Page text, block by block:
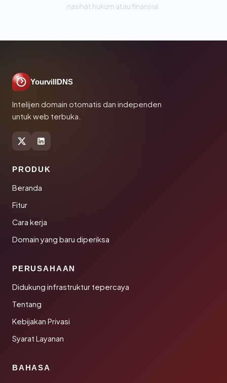
nasihat hukum atau finansial.
YourvillDNS
Intelijen domain otomatis dan independen
untuk web terbuka.
PRODUK
Beranda
Fitur
Cara kerja
Domain yang baru diperiksa
PERUSAHAAN
Didukung infrastruktur tepercaya
Tentang
Kebijakan Privasi
Syarat Layanan
BAHASA